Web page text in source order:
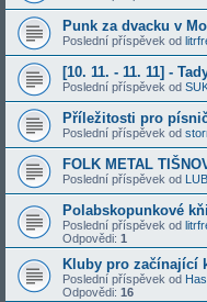
Punk za dvacku v
Poslední příspěvek od
[10. 11. - 11. 11] -
Poslední příspěvek od
Příležitosti pro
Poslední příspěvek od
FOLK METAL
Poslední příspěvek od
Polabskopunkové
Poslední příspěvek od
Odpovědi: 1
Kluby pro začínající
Poslední příspěvek od
Odpovědi: 16